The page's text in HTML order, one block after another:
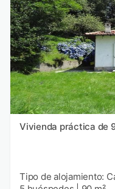
Vivienda práctica de
Tipo de alojamiento: